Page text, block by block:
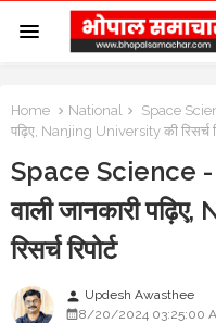
Home National
Space
पढ़िए, Nanjing University की रिसर्च
Space Science -
वाली जानकारी
रिसर्च रिपोर्ट
person Updesh Awasthee
8/20/2024 03:25:00